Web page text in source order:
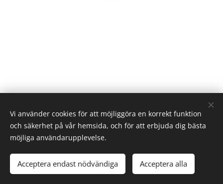
© 2026 Magiska Bröderna
Cookies
Vi använder cookies för att möjliggöra en korrekt funktion
och säkerhet på vår hemsida, och för att erbjuda dig bästa
möjliga användarupplevelse.
Acceptera endast nödvändiga Acceptera alla